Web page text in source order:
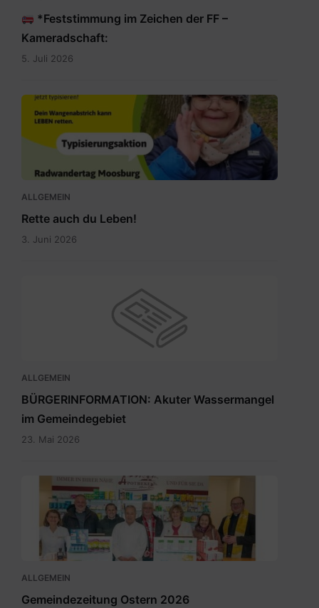
*Feststimmung im Zeichen der FF –
Kameradschaft:
5. Juli 2026
Rette
auch
du
ALLGEMEIN
Rette auch du Leben!
3. Juni 2026
ALLGEMEIN
BÜRGERINFORMATION: Akuter Wassermangel
im Gemeindegebiet
23. Mai 2026
April
2026_INT.pdf
ALLGEMEIN
Gemeindezeitung Ostern 2026